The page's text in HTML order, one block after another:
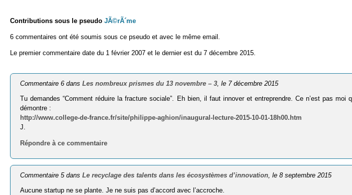
Contributions sous le pseudo JÃ©rÃ´me
6 commentaires ont été soumis sous ce pseudo et avec le même email.
Le premier commentaire date du 1 février 2007 et le dernier est du 7 décembre 2015.
Commentaire 6 dansLes nombreux prismes du 13 novembre – 3, le 7 décembre 2015
Tu demandes “Comment réduire la fracture sociale”. Eh bien, il faut innover et entreprendre. Ce n’est pas moi
démontre :
http://www.college-de-france.fr/site/philippe-aghion/inaugural-lecture-2015-10-01-18h00.htm
J.
Répondre à ce commentaire
Commentaire 5 dansLe recyclage des talents dans les écosystèmes d’innovation , le 8 septembre 2015
Aucune startup ne se plante. Je ne suis pas d’accord avec l’accroche.